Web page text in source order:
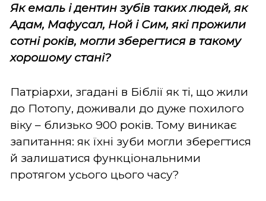
Як емаль і дентин зубів таких людей, як
Адам, Мафусал, Ной і Сим, які прожили
сотні років, могли зберегтися в такому
хорошому стані?
Патріархи, згадані в Біблії як ті, що жили
до Потопу, доживали до дуже похилого
віку – близько 900 років. Тому виникає
запитання: як їхні зуби могли зберегтися
й залишатися функціональними
протягом усього цього часу?